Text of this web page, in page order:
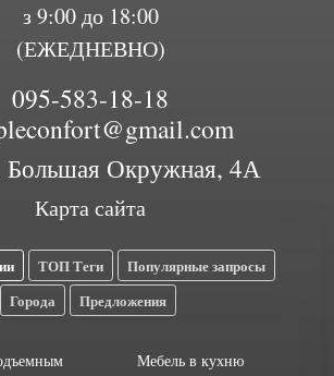
з 9:00 до 18:00
(ЕЖЕДНЕВНО)
095-583-18-18
Большая Окружная, 4А
Карта сайта
ТОП Теги
Популярные запросы
Города
Предложения
Мебель в кухню